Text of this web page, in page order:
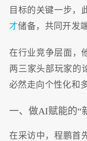
目标的关键一步，
才储备，共同开发
在行业竞争层面，
两三家头部玩家的
必然走向个性化和
一、做AI赋能的“
在采访中，程鹏首